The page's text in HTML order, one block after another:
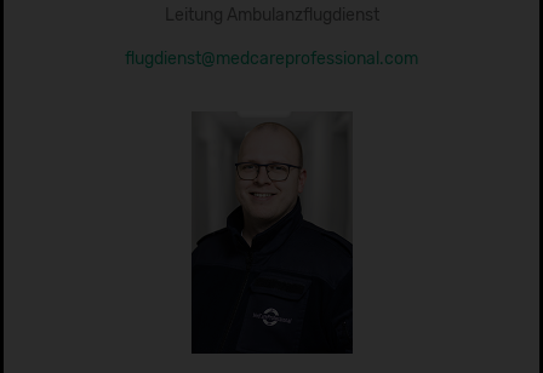
Leitung Ambulanzflugdienst
flugdienst@medcareprofessional.com